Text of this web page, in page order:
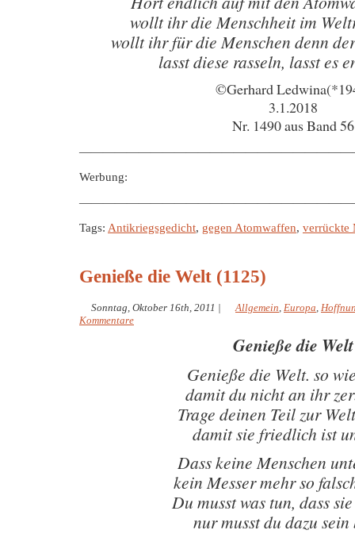
wollt ihr die Menschheit im
wollt ihr für die Menschen denn
lasst diese rasseln, lasst es
©Gerhard
3.1.2018
Nr. 1490 aus Band 56
Werbung:
Tags: Antikriegsgedicht, gegen Atomwaffen, verrückte
Genieße die Welt (1125)
Sonntag, Oktober 16th, 2011 | Allgemein, Europa,
Kommentare
Genieße die Welt
Genieße die Welt. so
damit du nicht an ihr
Trage deinen Teil zur
damit sie friedlich ist
Dass keine Menschen
kein Messer mehr so
Du musst was tun, dass
nur musst du dazu